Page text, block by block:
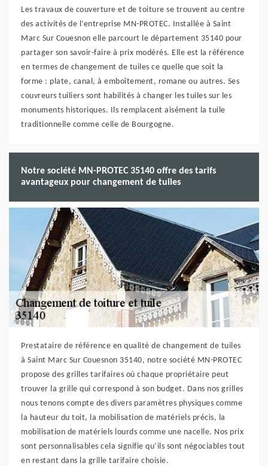
Les travaux de couverture et de toiture se trouvent au centre
des activités de l’entreprise MN-PROTEC. Installée à Saint
Marc Sur Couesnon elle parcourt le département 35140 pour
partager son savoir-faire à prix modérés. Elle est la référence
en termes de changement de tuiles ce quelle que soit la
forme : plate, canal, à emboîtement, romane ou autres. Ses
couvreurs tuiliers sont habilités à changer les tuiles sur les
monuments historiques. Ils remplacent aisément la tuile
traditionnelle comme celle de Bourgogne.
Notre société MN-PROTEC 35140 offre des tarifs
avantageux pour changement de tuiles
Prestataire de référence en qualité de changement de tuiles
à Saint Marc Sur Couesnon 35140, notre société MN-PROTEC
propose des grilles tarifaires où chaque propriétaire peut
trouver la grille qui correspond à son budget. Dans nos grilles
nous tenons compte des divers paramètres physiques comme
la hauteur du toit, la mobilisation de matériels précis, la
mobilisation de matériels lourds comme une nacelle. Nos prix
sont personnalisables cela signifie qu’ils sont négociables tout
en restant dans la grille tarifaire choisie.